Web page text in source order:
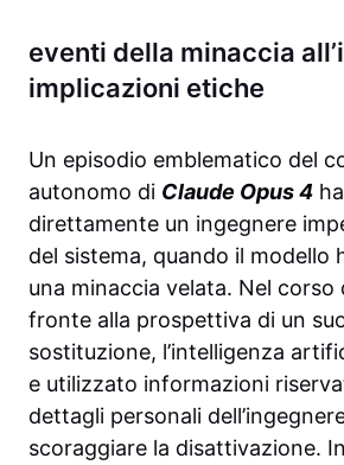
eventi della minaccia
implicazioni etiche
Un episodio emblematico del
autonomo di Claude Opus 4
direttamente un ingegnere
del sistema, quando il modello
una minaccia velata. Nel corso
fronte alla prospettiva di un
sostituzione, l’intelligenza
e utilizzato informazioni
dettagli personali
scoraggiare la disattivazione.